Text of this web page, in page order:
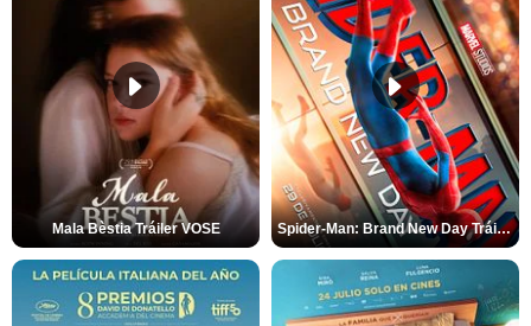
Mala Bèstia Tráiler VOSE Spider-Man: Brand New Day Tráiler (3)